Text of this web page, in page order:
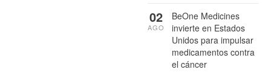
BeOne Medicines
invierte en Estados
Unidos para impulsar
medicamentos contra
el cáncer
02
AGO